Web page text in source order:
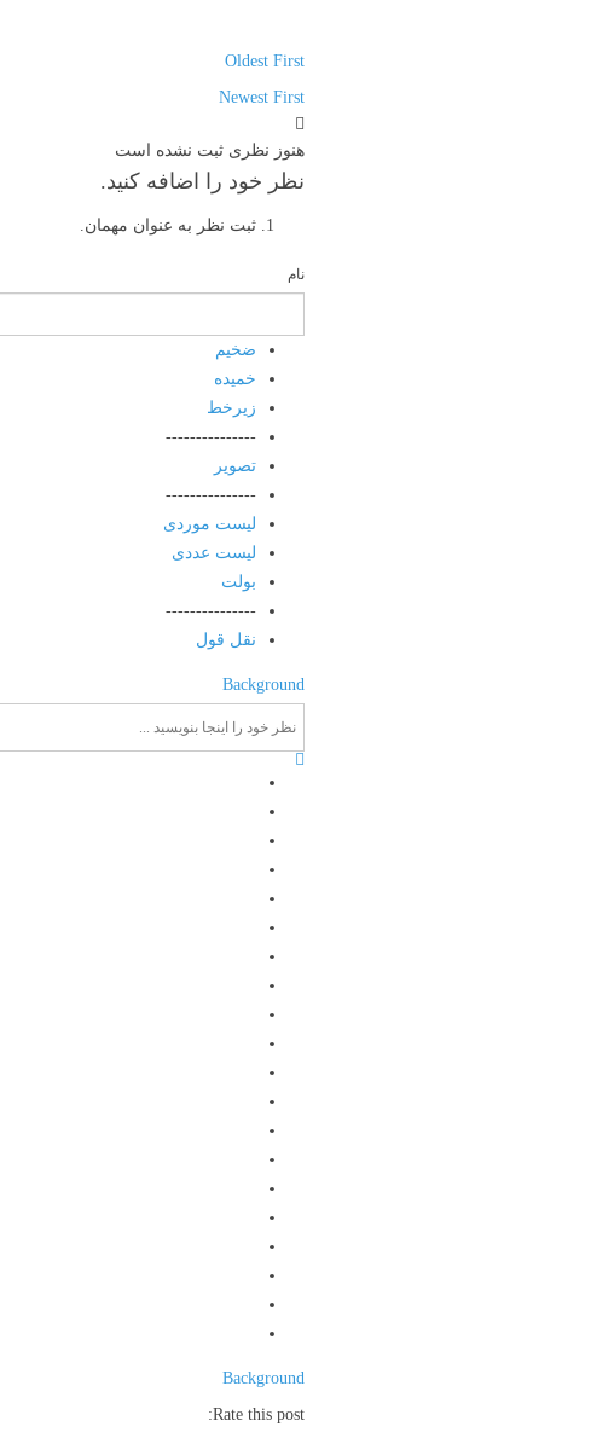
Oldest First
Newest First
هنوز نظری ثبت نشده است
نظر خود را اضافه کنید.
ثبت نظر به عنوان مهمان.
نام
ضخیم
خمیده
زیرخط
---------------
تصویر
---------------
لیست موردی
لیست عددی
بولت
---------------
نقل قول
Background
Background
Rate this post: